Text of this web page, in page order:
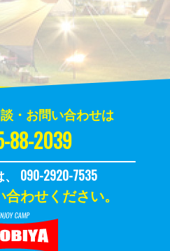
・お問い合わせは
88-2039
090-2920-7535
わせください。